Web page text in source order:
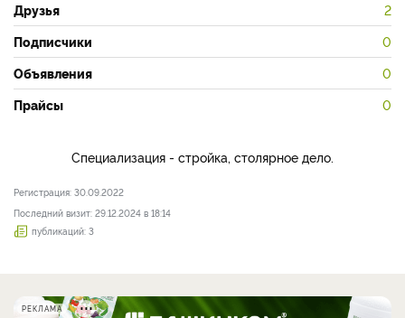
Друзья 2
Подписчики 0
Объявления 0
Прайсы 0
Специализация - стройка, столярное дело.
Регистрация: 30.09.2022
Последний визит: 29.12.2024 в 18:14
публикаций: 3
РЕКЛАМА